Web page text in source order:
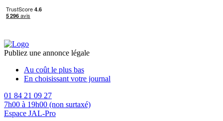
Publiez une annonce légale
Au coût le plus bas
En choisissant votre journal
01 84 21 09 27
7h00 à 19h00 (non surtaxé)
Espace JAL-Pro